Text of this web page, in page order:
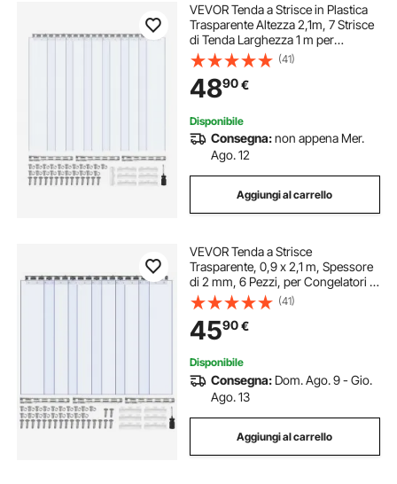
VEVOR Tenda a Strisce in Plastica
Trasparente Altezza 2,1m, 7 Strisce
di Tenda Larghezza 1 m per
Isolamento per Congelatori
Magazzini Garage Temperatura di
Funzione tra -20℃ a 60℃
(41)
4890€
Disponibile
Consegna:non appena Mer.
Ago. 12
Aggiungi al carrello
VEVOR Tenda a Strisce
Trasparente, 0,9 x 2,1 m, Spessore
di 2 mm, 6 Pezzi, per Congelatori e
Refrigeratori, Strisce Lisce in
Plastica Impermeabile per Porte di
Magazzini, Congelatori e Garage
(41)
4590€
Disponibile
Consegna: Dom. Ago. 9 - Gio.
Ago. 13
Aggiungi al carrello